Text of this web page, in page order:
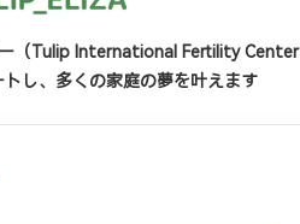
（Tulip International Fertility
し、多くの家庭の夢を叶えます